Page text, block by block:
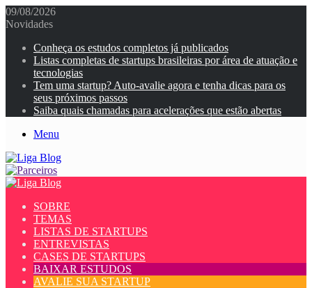
09/08/2026
Novidades
Conheça os estudos completos já publicados
Listas completas de startups brasileiras por área de atuação e
tecnologias
Tem uma startup? Auto-avalie agora e tenha dicas para os
seus próximos passos
Saiba quais chamadas para acelerações que estão abertas
Menu
SOBRE
TEMAS
LISTAS DE STARTUPS
ENTREVISTAS
CASES DE STARTUPS
BAIXAR ESTUDOS
AVALIE SUA STARTUP